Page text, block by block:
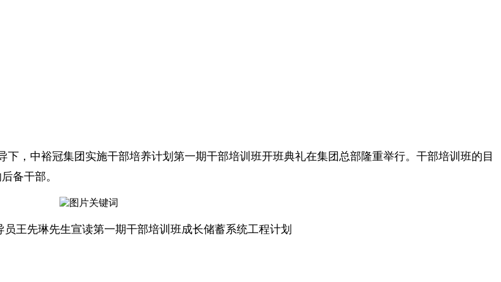
下，中裕冠集团实施干部培养计划第一期干部培训班开班典礼在集团总部隆重举行。干部培训班的目
备干部。
王先琳先生宣读第一期干部培训班成长储蓄系统工程计划